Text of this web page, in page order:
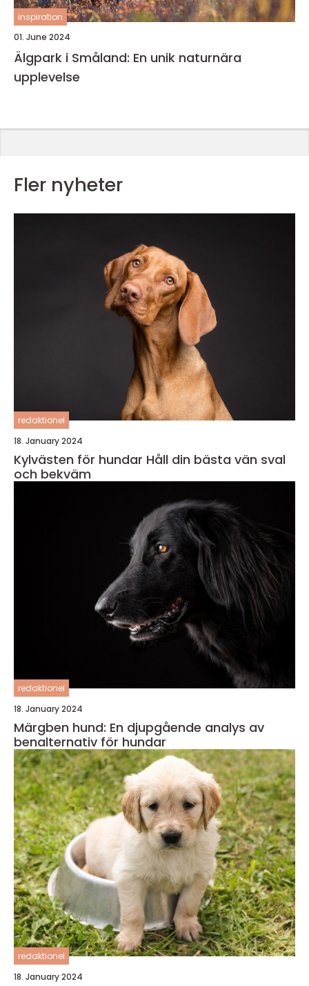
inspiration
01. June 2024
Älgpark i Småland: En unik naturnära
upplevelse
Fler nyheter
redaktionel
18. January 2024
Kylvästen för hundar Håll din bästa vän sval
och bekväm
redaktionel
18. January 2024
Märgben hund: En djupgående analys av
benalternativ för hundar
redaktionel
18. January 2024